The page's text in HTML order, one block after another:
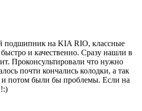
подшипник на KIA RIO, классные
и качественно. Сразу нашли в
Проконсультировали что нужно
почти кончались колодки, а так
и потом были бы проблемы. Если на